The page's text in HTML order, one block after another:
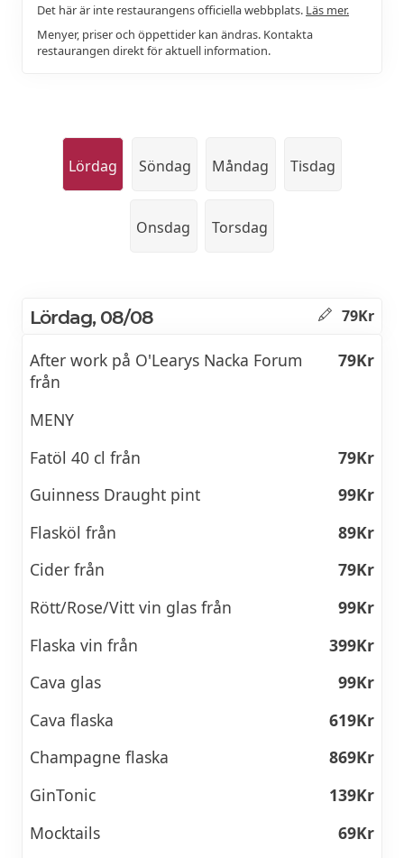
Det här är inte restaurangens officiella webbplats. Läs mer.
Menyer, priser och öppettider kan ändras. Kontakta
restaurangen direkt för aktuell information.
Lördag Söndag Måndag Tisdag
Onsdag Torsdag
Lördag, 08/08 79Kr
After work på O'Learys Nacka Forum
från
79Kr
MENY
Fatöl 40 cl från
79Kr
Guinness Draught pint
99Kr
Flasköl från
89Kr
Cider från
79Kr
Rött/Rose/Vitt vin glas från
99Kr
Flaska vin från
399Kr
Cava glas
99Kr
Cava flaska
619Kr
Champagne flaska
869Kr
GinTonic
139Kr
Mocktails
69Kr